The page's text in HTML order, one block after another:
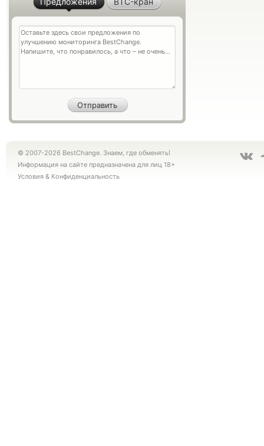
© 2007-2026 BestChange. Знаем, где обменять!
Информация на сайте предназначена для лиц 18+
Условия & Конфиденциальность